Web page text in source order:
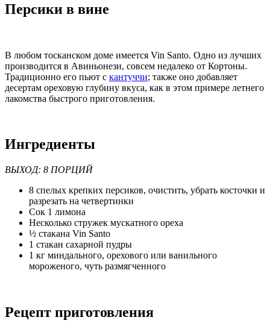
Персики в вине
В любом тосканском доме имеется Vin Santo. Одно из лучших
производится в Авиньонези, совсем недалеко от Кортоны.
Традиционно его пьют с кантуччи; также оно добавляет
десертам ореховую глубину вкуса, как в этом примере летнего
лакомства быстрого приготовления.
Ингредиенты
ВЫХОД: 8 ПОРЦИЙ
8 спелых крепких персиков, очистить, убрать косточки и
разрезать на четвертинки
Сок 1 лимона
Несколько стружек мускатного ореха
½ стакана Vin Santo
1 стакан сахарной пудры
1 кг миндального, орехового или ванильного
мороженого, чуть размягченного
Рецепт приготовления